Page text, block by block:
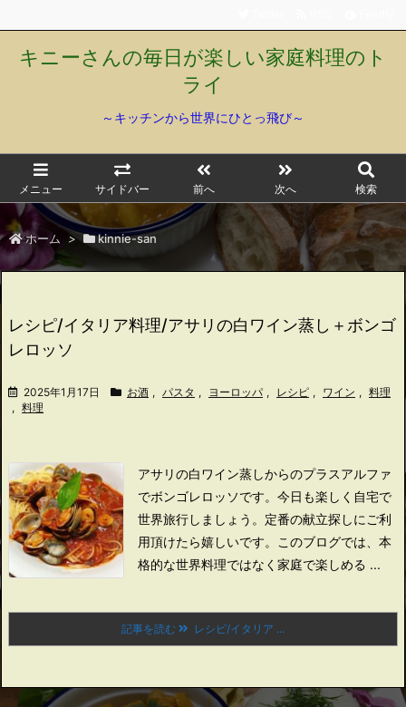
キニーさんの毎日が楽しい家庭料理のト
ライ
～キッチンから世界にひとっ飛び～
メニュー サイドバー 前へ 次へ 検索
ホーム > kinnie-san
レシピ/イタリア料理/アサリの白ワイン蒸し＋ボンゴ
レロッソ
2025年1月17日 お酒 , パスタ , ヨーロッパ , レシピ , ワイン , 料理
, 料理
アサリの白ワイン蒸しからのプラスアルファ
でボンゴレロッソです。 今日も楽しく自宅で
世界旅行しましょう。 定番の献立探しにご利
用頂けたら嬉しいです。
このブログでは、本
格的な世界料理ではなく家庭で楽しめる ...
記事を読む レシピ/イタリア ...